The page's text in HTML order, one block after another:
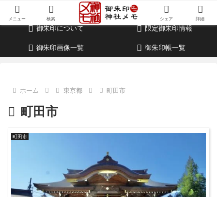
御朱印・参拝記録・神社情報・考察ブログ
御朱印について 限定御朱印情報
御朱印画像一覧 御朱印帳一覧
ホーム 東京都 町田市
町田市
町田市
メニュー 検索 シェア 詳細